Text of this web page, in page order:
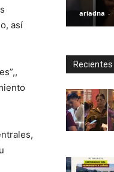
así
ariadna -
Recientes